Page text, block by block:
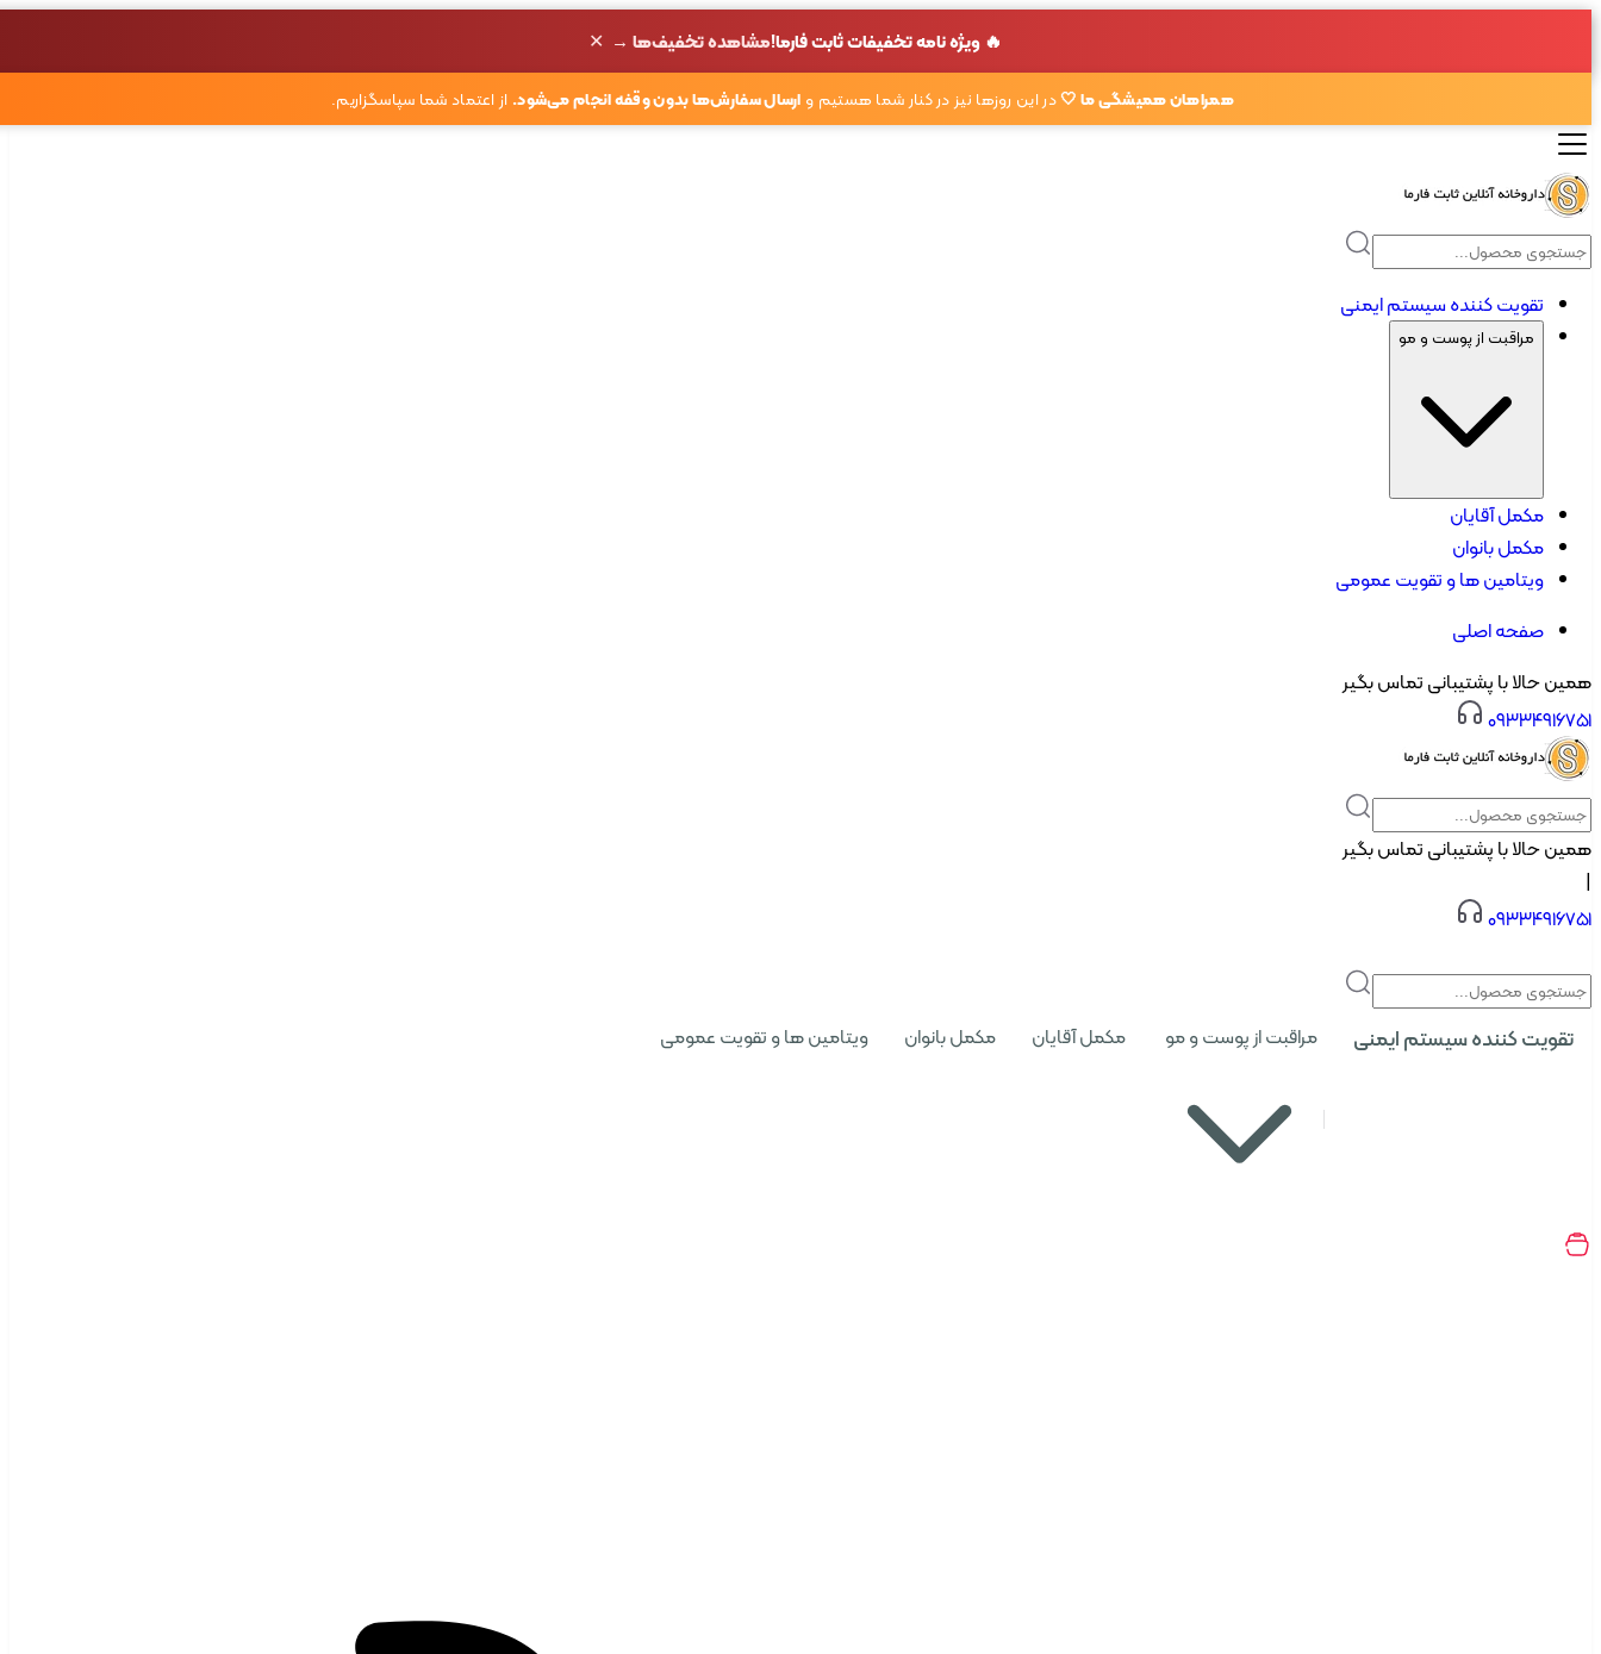
🔥 ویژه نامه تخفیفات ثابت فارما!مشاهده تخفیف‌ها → ✕
همراهان همیشگی ما 🤍در این روزها نیز در کنار شما هستیم و ارسال سفارش‌ها بدون وقفه انجام می‌شود. از اعتماد شما سپاسگزاریم.
تقویت کننده سیستم ایمنی
مراقبت از پوست و مو
مکمل آقایان
مکمل بانوان
ویتامین ها و تقویت عمومی
صفحه اصلی
همین حالا با پشتیبانی تماس بگیر
۰۹۳۳۴۹۱۶۷۵۱
همین حالا با پشتیبانی تماس بگیر
|
۰۹۳۳۴۹۱۶۷۵۱
تقویت کننده سیستم ایمنی مراقبت از پوست و مو مکمل آقایان مکمل بانوان ویتامین ها و تقویت عمومی